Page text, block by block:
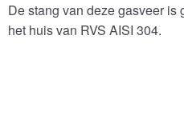
De stang van deze gasveer is
het huis van RVS AISI 304.